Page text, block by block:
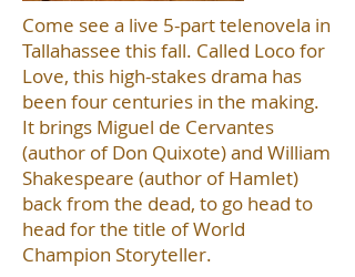
Come see a live 5-part telenovela in
Tallahassee this fall. Called Loco for
Love, this high-stakes drama has
been four centuries in the making.
It brings Miguel de Cervantes
(author of Don Quixote) and William
Shakespeare (author of Hamlet)
back from the dead, to go head to
head for the title of World
Champion Storyteller.